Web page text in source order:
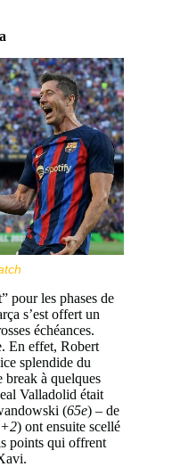
pour les phases de
s’est offert un
échéances.
En effet, Robert
splendide du
break à quelques
Valladolid était
(65e) – de
) ont ensuite scellé
points qui offrent